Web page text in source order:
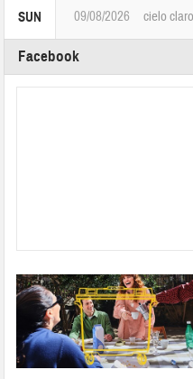
SUN 09/08/2026 cielo claro
Facebook